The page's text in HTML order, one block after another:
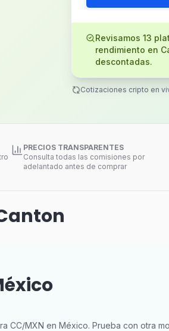
Revisamos 13
rendimiento en
descontadas.
Cotizaciones cripto en
PRECIOS TRANSPARENTES
Consulta todas las comisiones por
adelantado antes de comprar
CC/MXN en México. Prueba con otra